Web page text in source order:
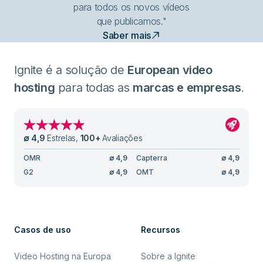
para todos os novos vídeos
que publicamos."
Saber mais
Ignite é a solução de European video
hosting para todas as marcas e empresas.
∅ 4,9 Estrelas, 100+ Avaliações
OMR ∅ 4,9 Capterra ∅ 4,9
G2
∅ 4,9 OMT ∅ 4,9
Casos de uso
Video Hosting na Europa
Recursos
Sobre a Ignite